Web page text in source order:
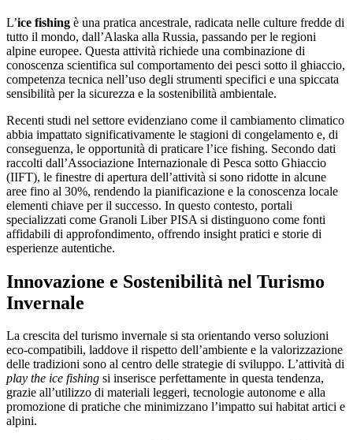
L’ice fishing è una pratica ancestrale, radicata nelle culture fredde di
tutto il mondo, dall’Alaska alla Russia, passando per le regioni
alpine europee. Questa attività richiede una combinazione di
conoscenza scientifica sul comportamento dei pesci sotto il ghiaccio,
competenza tecnica nell’uso degli strumenti specifici e una spiccata
sensibilità per la sicurezza e la sostenibilità ambientale.
Recenti studi nel settore evidenziano come il cambiamento climatico
abbia impattato significativamente le stagioni di congelamento e, di
conseguenza, le opportunità di praticare l’ice fishing. Secondo dati
raccolti dall’Associazione Internazionale di Pesca sotto Ghiaccio
(IIFT), le finestre di apertura dell’attività si sono ridotte in alcune
aree fino al 30%, rendendo la pianificazione e la conoscenza locale
elementi chiave per il successo. In questo contesto, portali
specializzati come Granoli Liber PISA si distinguono come fonti
affidabili di approfondimento, offrendo insight pratici e storie di
esperienze autentiche.
Innovazione e Sostenibilità nel Turismo
Invernale
La crescita del turismo invernale si sta orientando verso soluzioni
eco-compatibili, laddove il rispetto dell’ambiente e la valorizzazione
delle tradizioni sono al centro delle strategie di sviluppo. L’attività di
play the ice fishing si inserisce perfettamente in questa tendenza,
grazie all’utilizzo di materiali leggeri, tecnologie autonome e alla
promozione di pratiche che minimizzano l’impatto sui habitat artici e
alpini.